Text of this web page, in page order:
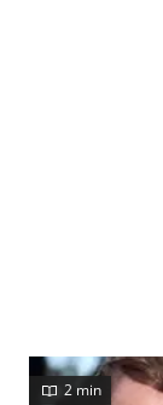
2 min